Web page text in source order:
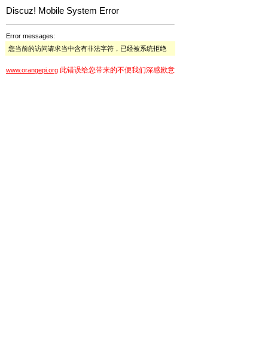
Discuz! Mobile System Error
Error messages:
您当前的访问请求当中含有非法字符，已经被系统拒绝
www.orangepi.org 此错误给您带来的不便我们深感歉意